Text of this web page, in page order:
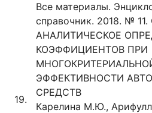
Все материалы.
справочник. 2018. № 11.
19.
АНАЛИТИЧЕСКОЕ
КОЭФФИЦИЕНТОВ ПРИ
ЭФФЕКТИВНОСТИ
СРЕДСТВ
Карелина М.Ю.,